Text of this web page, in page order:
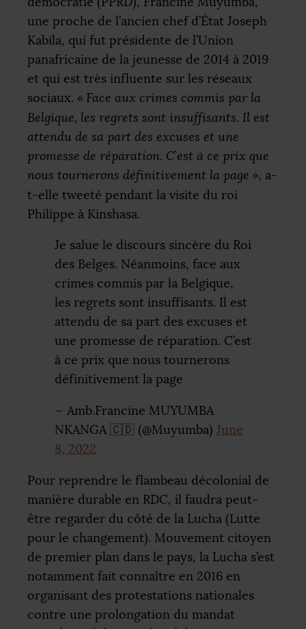
une proche de l’ancien chef d’État Joseph
Kabila, qui fut présidente de l’Union
panafricaine de la jeunesse de 2014 à 2019
et qui est très influente sur les réseaux
sociaux. « Face aux crimes commis par la
Belgique, les regrets sont insuffisants. Il est
attendu de sa part des excuses et une
promesse de réparation. C’est à ce prix que
nous tournerons définitivement la page », a-
t-elle tweeté pendant la visite du roi
Philippe à Kinshasa.
Je salue le discours sincère du Roi
des Belges. Néanmoins, face aux
crimes commis par la Belgique,
les regrets sont insuffisants. Il est
attendu de sa part des excuses et
une promesse de réparation. C’est
à ce prix que nous tournerons
définitivement la page
— Amb.Francine MUYUMBA
NKANGA🇨🇩 (@Muyumba) June
8, 2022
Pour reprendre le flambeau décolonial de
manière durable en RDC, il faudra peut-
être regarder du côté de la Lucha (Lutte
pour le changement). Mouvement citoyen
de premier plan dans le pays, la Lucha s’est
notamment fait connaître en 2016 en
organisant des protestations nationales
contre une prolongation du mandat